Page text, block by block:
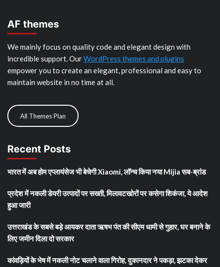
AF themes
We mainly focus on quality code and elegant design with
incredible support. OurWordPress themes and plugins
empower you to create an elegant, professional and easy to
maintain website in no time at all.
All Themes Plan
Recent Posts
भारत में अब होम एप्लायंसेज भी बेचेगी Xiaomi, लॉन्च किया नया Mijia सब-ब्रांड
प्रदेश में नकली डेयरी उत्पादों पर सख्ती, मिलावटखोरों पर कसेगा शिकंजा, ये आदेश
हुआ जारी
उत्तराखंड के सबसे बड़े आयकर दाता ऋषभ पंत की सीएम धामी से गुहार, घर बनाने के
लिए जमीन दिला दो सरकार
कांवड़ियों के भेष में नकली नोट चलाने वाला गिरोह, दुकानदार ने पकड़ा, झटका देकर